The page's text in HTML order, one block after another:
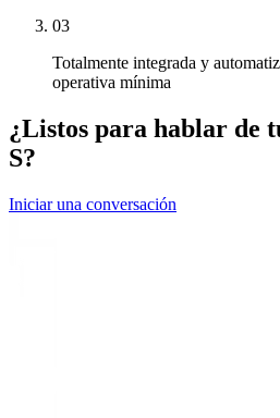
03
Totalmente integrada y
operativa mínima
¿Listos para hablar de
S?
Iniciar una conversación